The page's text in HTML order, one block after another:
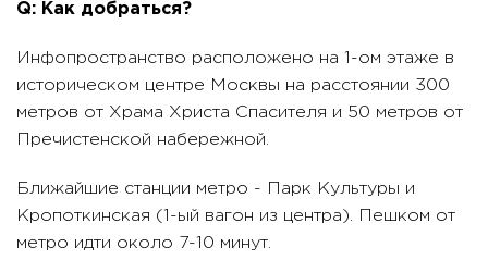
Q: Как добраться?
Инфопространство расположено на 1-ом этаже в
историческом центре Москвы на расстоянии 300
метров от Храма Христа Спасителя и 50 метров от
Пречистенской набережной.
Ближайшие станции метро - Парк Культуры и
Кропоткинская (1-ый вагон из центра). Пешком от
метро идти около 7-10 минут.